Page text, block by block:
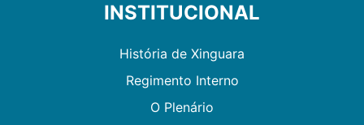
INSTITUCIONAL
História de Xinguara
Regimento Interno
O Plenário